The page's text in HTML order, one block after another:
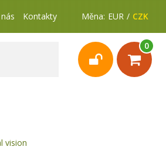
Měna: EUR CZK
Kontakty
0
vision